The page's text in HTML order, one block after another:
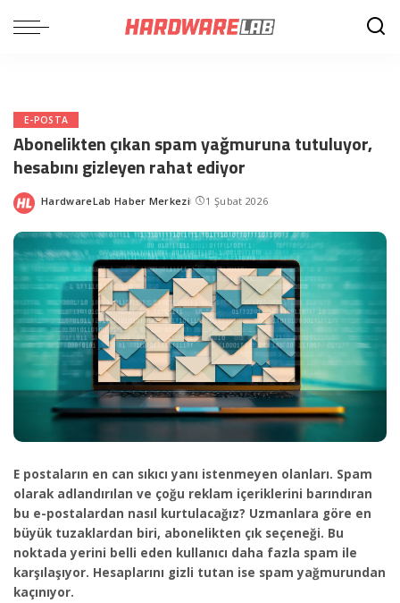
E-POSTA
Abonelikten çıkan spam yağmuruna tutuluyor,
hesabını gizleyen rahat ediyor
Posted
HardwareLab Haber Merkezi 1 Şubat 2026
E postaların en can sıkıcı yanı istenmeyen olanları. Spam
olarak adlandırılan ve çoğu reklam içeriklerini barındıran
bu e-postalardan nasıl kurtulacağız? Uzmanlara göre en
büyük tuzaklardan biri, abonelikten çık seçeneği. Bu
noktada yerini belli eden kullanıcı daha fazla spam ile
karşılaşıyor. Hesaplarını gizli tutan ise spam yağmurundan
kaçınıyor.